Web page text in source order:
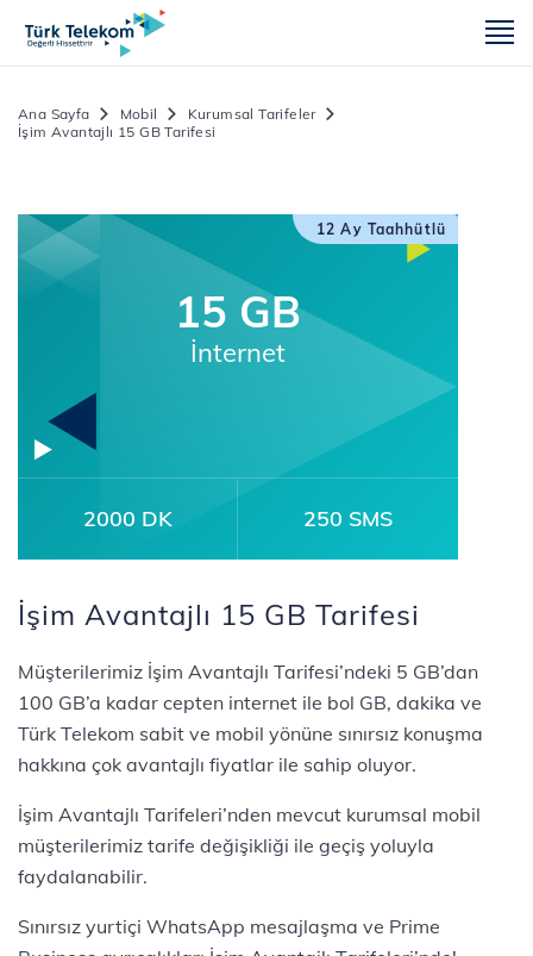
Ana Sayfa Mobil
Kurumsal Tarifeler
İşim Avantajlı 15 GB Tarifesi
12 Ay Taahhütlü
15 GB
İnternet
2000 DK 250 SMS
İşim Avantajlı 15 GB Tarifesi
Müşterilerimiz İşim Avantajlı Tarifesi’ndeki 5 GB’dan
100 GB’a kadar cepten internet ile bol GB, dakika ve
Türk Telekom sabit ve mobil yönüne sınırsız konuşma
hakkına çok avantajlı fiyatlar ile sahip oluyor.
İşim Avantajlı Tarifeleri’nden mevcut kurumsal mobil
müşterilerimiz tarife değişikliği ile geçiş yoluyla
faydalanabilir.
Sınırsız yurtiçi WhatsApp mesajlaşma ve Prime